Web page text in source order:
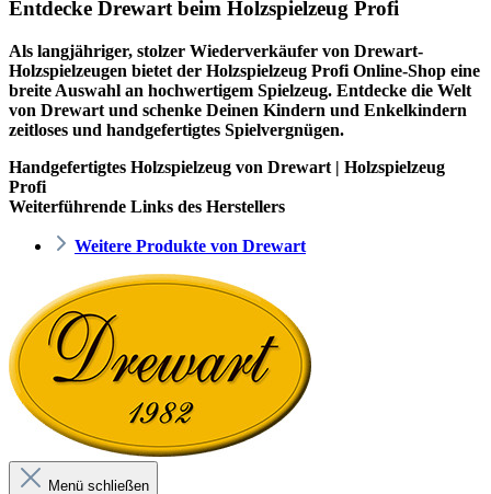
Entdecke Drewart beim Holzspielzeug Profi
Als langjähriger, stolzer Wiederverkäufer von Drewart-
Holzspielzeugen bietet der Holzspielzeug Profi Online-Shop eine
breite Auswahl an hochwertigem Spielzeug. Entdecke die Welt
von Drewart und schenke Deinen Kindern und Enkelkindern
zeitloses und handgefertigtes Spielvergnügen.
Handgefertigtes Holzspielzeug von Drewart | Holzspielzeug
Profi
Weiterführende Links des Herstellers
Weitere Produkte von Drewart
Menü schließen